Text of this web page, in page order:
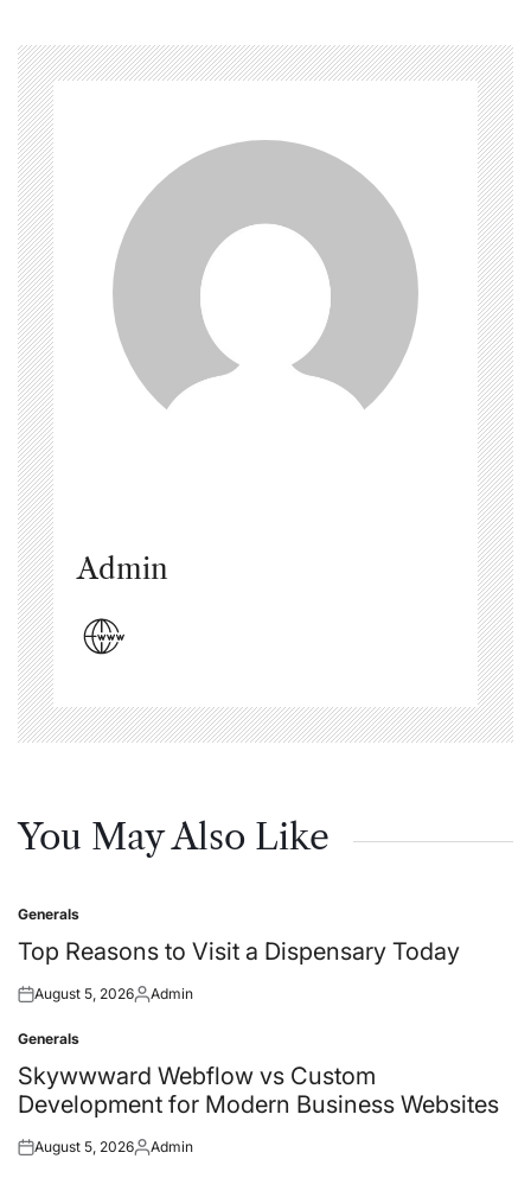
Admin
You May Also Like
Posted
in
Generals
Top Reasons to Visit a Dispensary Today
Posted
August 5, 2026Posted
Admin
Posted
in
Generals
Skywwward Webflow vs Custom
Development for Modern Business Websites
Posted
August 5, 2026Posted
Admin